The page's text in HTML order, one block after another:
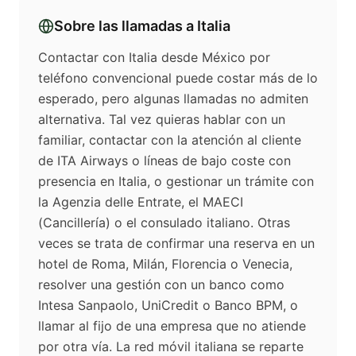
Sobre las llamadas a Italia
Contactar con Italia desde México por
teléfono convencional puede costar más de lo
esperado, pero algunas llamadas no admiten
alternativa. Tal vez quieras hablar con un
familiar, contactar con la atención al cliente
de ITA Airways o líneas de bajo coste con
presencia en Italia, o gestionar un trámite con
la Agenzia delle Entrate, el MAECI
(Cancillería) o el consulado italiano. Otras
veces se trata de confirmar una reserva en un
hotel de Roma, Milán, Florencia o Venecia,
resolver una gestión con un banco como
Intesa Sanpaolo, UniCredit o Banco BPM, o
llamar al fijo de una empresa que no atiende
por otra vía. La red móvil italiana se reparte